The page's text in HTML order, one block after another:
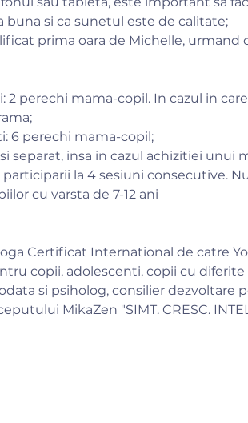
buna si ca sunetul este de calitate;
prima oara de Michelle, urmand
perechi mama-copil. In cazul in
6 perechi mama-copil;
separat, insa in cazul achizitiei
participarii la 4 sesiuni consecutive.
cu varsta de 7-12 ani
Certificat International de catre
copii, adolescenti, copii cu
si psiholog, consilier
MikaZen "SIMT. CRESC.